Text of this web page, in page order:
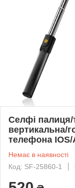
Селфі палиця/
вертикальна/
телефона
Немає в наявності
Код: SF-25860-1